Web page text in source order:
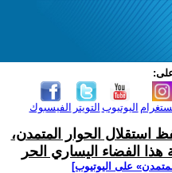
على:
الفيسبوك التويتر اليوتيوب
استقلال الحوار المتمدن،
الفضاء اليساري الحر
على اليوتيوب]